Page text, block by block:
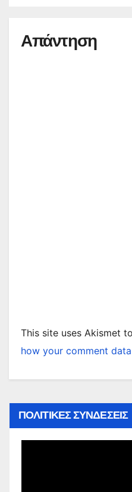
Απάντηση
This site uses Akismet
how your comment
ΠΟΛΙΤΙΚΕΣ ΣΥΝΔΕΣΕΙΣ